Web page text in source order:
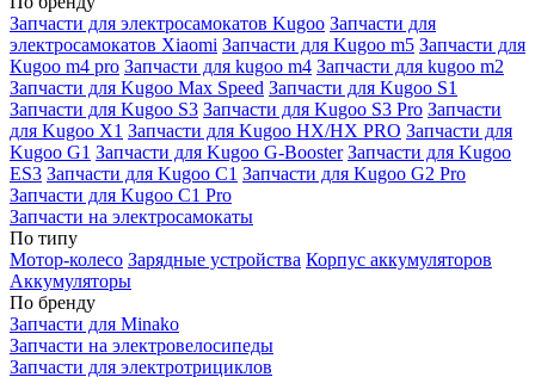
Запчасти для электросамокатов Kugoo Запчасти для
электросамокатов Xiaomi Запчасти для Kugoo m5 Запчасти для
Кugoo m4 pro Запчасти для kugoo m4 Запчасти для kugoo m2
Запчасти для Kugoo Max Speed Запчасти для Kugoo S1
Запчасти для Kugoo S3 Запчасти для Kugoo S3 Pro Запчасти
для Kugoo X1 Запчасти для Kugoo HX/HX PRO Запчасти для
Kugoo G1 Запчасти для Kugoo G-Booster Запчасти для Kugoo
ES3 Запчасти для Kugoo C1 Запчасти для Kugoo G2 Pro
Запчасти для Kugoo C1 Pro
Запчасти на электросамокаты
По типу
Мотор-колесо Зарядные устройства Корпус аккумуляторов
Аккумуляторы
По бренду
Запчасти для Minako
Запчасти на электровелосипеды
Запчасти для электротрициклов